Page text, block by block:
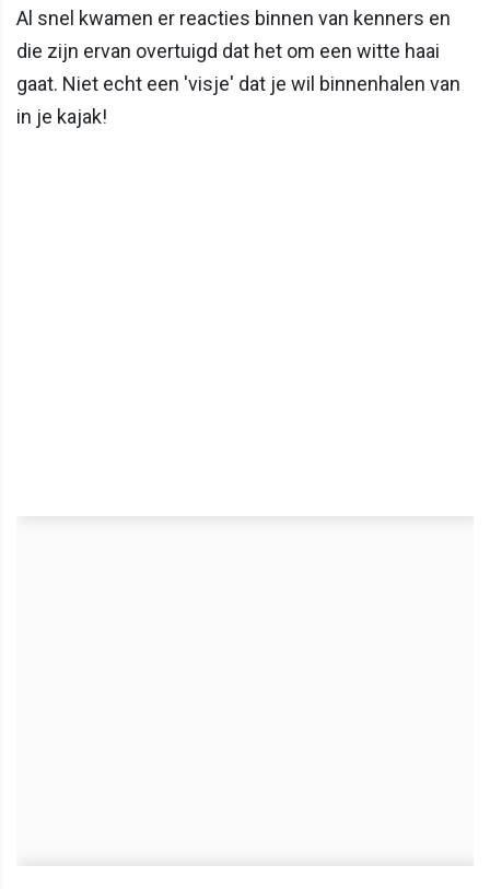
Al snel kwamen er reacties binnen van kenners en
die zijn ervan overtuigd dat het om een witte haai
gaat. Niet echt een 'visje' dat je wil binnenhalen van
in je kajak!